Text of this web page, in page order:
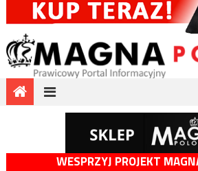
WESPRZYJ PROJEKT